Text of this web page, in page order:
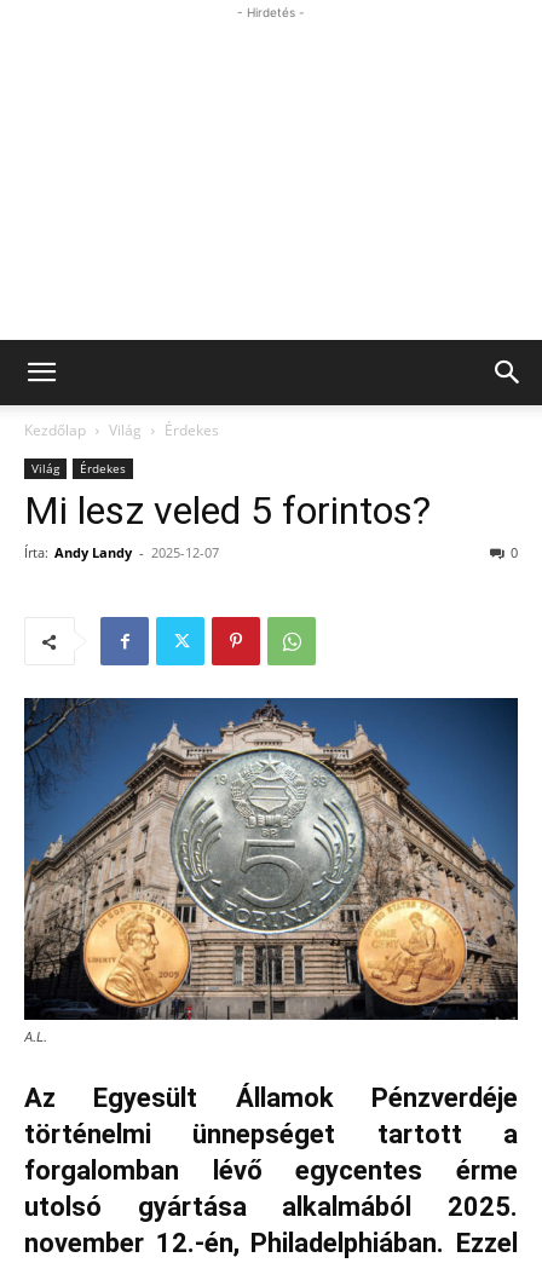
- Hirdetés -
Kezdőlap Világ Érdekes
Világ Érdekes
Mi lesz veled 5 forintos?
Írta: Andy Landy - 2025-12-07 0
A.L.
Az Egyesült Államok Pénzverdéje
történelmi ünnepséget tartott a
forgalomban lévő egycentes érme
utolsó gyártása alkalmából 2025.
november 12.-én, Philadelphiában. Ezzel